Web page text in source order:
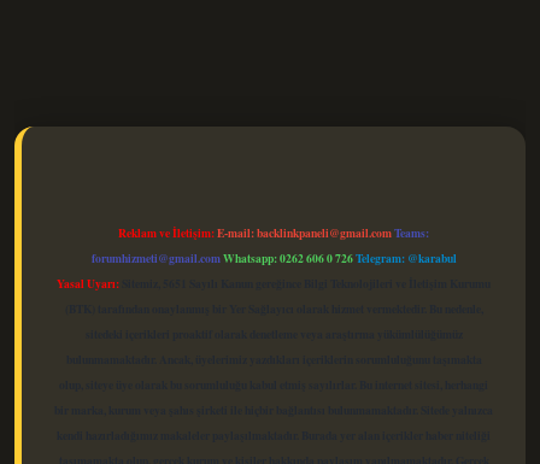
Reklam ve İletişim:E-mail:backlinkpaneli@gmail.comTeams:
forumhizmeti@gmail.comWhatsapp: 0262 606 0 726Telegram: @karabul
Yasal Uyarı: